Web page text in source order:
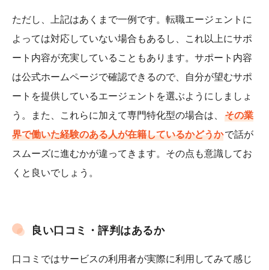
ただし、上記はあくまで一例です。転職エージェントに
よっては対応していない場合もあるし、これ以上にサポ
ート内容が充実していることもあります。サポート内容
は公式ホームページで確認できるので、自分が望むサポ
ートを提供しているエージェントを選ぶようにしましょ
う。また、これらに加えて専門特化型の場合は、 その業
界で働いた経験のある人が在籍しているかどうかで話が
スムーズに進むかが違ってきます。その点も意識してお
くと良いでしょう。
良い口コミ・評判はあるか
口コミではサービスの利用者が実際に利用してみて感じ